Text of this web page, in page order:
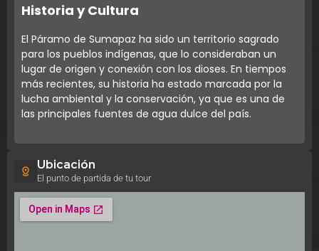
Historia y Cultura
El Páramo de Sumapaz ha sido un territorio sagrado
para los pueblos indígenas, que lo consideraban un
lugar de origen y conexión con los dioses. En tiempos
más recientes, su historia ha estado marcada por la
lucha ambiental y la conservación, ya que es una de
las principales fuentes de agua dulce del país.
Ubicación
El punto de partida de tu tour